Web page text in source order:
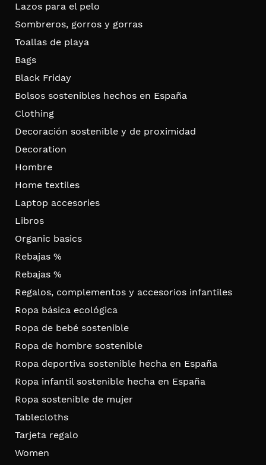
Lazos para el pelo
Sombreros, gorros y gorras
Toallas de playa
Bags
Black Friday
Bolsos sostenibles hechos en España
Clothing
Decoración sostenible y de proximidad
Decoration
Hombre
Home textiles
Laptop accesories
Libros
Organic basics
Rebajas %
Rebajas %
Regalos, complementos y accesorios infantiles
Ropa básica ecológica
Ropa de bebé sostenible
Ropa de hombre sostenible
Ropa deportiva sostenible hecha en España
Ropa infantil sostenible hecha en España
Ropa sostenible de mujer
Tablecloths
Tarjeta regalo
Women